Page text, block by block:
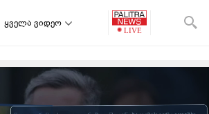
ყველა ვიდეო